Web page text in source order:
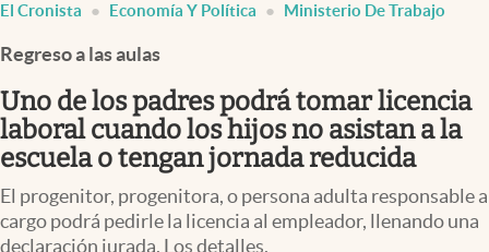
Uruguay
Finanzas y Mercados
Mercados Online
Negocios
Columnistas
Apertura
El Cronista Economía Y Política Ministerio De Trabajo
Regreso a las aulas
Uno de los padres podrá tomar licencia
laboral cuando los hijos no asistan a la
escuela o tengan jornada reducida
El progenitor, progenitora, o persona adulta responsable a
cargo podrá pedirle la licencia al empleador, llenando una
declaración jurada. Los detalles.